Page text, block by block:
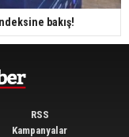
bakış!
RSS
Kampanyalar